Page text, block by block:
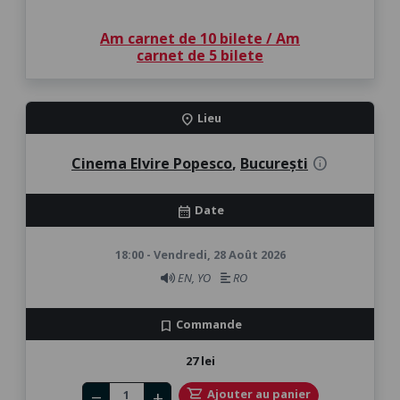
Am carnet de 10 bilete / Am
carnet de 5 bilete
location_on Lieu
Cinema Elvire Popesco, București info
calendar_month Date
18:00 - Vendredi, 28 Août 2026
EN, YO
RO
bookmark Commande
27 lei
Number of tickets
shopping_cart Ajouter au panier